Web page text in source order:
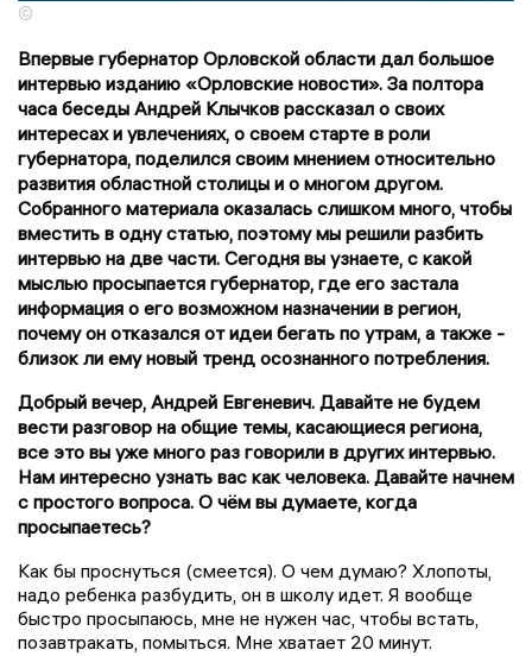
©
Впервые губернатор Орловской области дал большое
интервью изданию «Орловские новости». За полтора
часа беседы Андрей Клычков рассказал о своих
интересах и увлечениях, о своем старте в роли
губернатора, поделился своим мнением относительно
развития областной столицы и о многом другом.
Собранного материала оказалась слишком много, чтобы
вместить в одну статью, поэтому мы решили разбить
интервью на две части. Сегодня вы узнаете, с какой
мыслью просыпается губернатор, где его застала
информация о его возможном назначении в регион,
почему он отказался от идеи бегать по утрам, а также -
близок ли ему новый тренд осознанного потребления.
Добрый вечер, Андрей Евгеневич. Давайте не будем
вести разговор на общие темы, касающиеся региона,
все это вы уже много раз говорили в других интервью.
Нам интересно узнать вас как человека. Давайте начнем
с простого вопроса. О чём вы думаете, когда
просыпаетесь?
Как бы проснуться (смеется). О чем думаю? Хлопоты,
надо ребенка разбудить, он в школу идет. Я вообще
быстро просыпаюсь, мне не нужен час, чтобы встать,
позавтракать, помыться. Мне хватает 20 минут.